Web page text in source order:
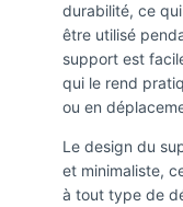
durabilité, ce
être utilisé
support est
qui le rend
ou en
Le design du
et minimaliste,
à tout type de